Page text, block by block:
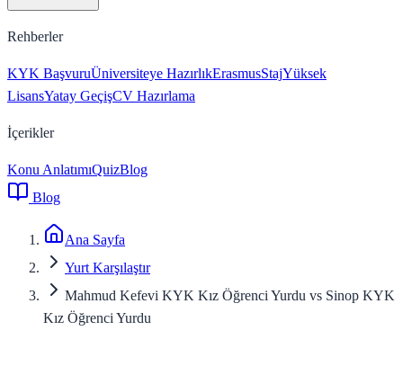
Rehberler
KYK BaşvuruÜniversiteye HazırlıkErasmusStajYüksek
LisansYatay GeçişCV Hazırlama
İçerikler
Konu AnlatımıQuizBlog
Blog
Ana Sayfa
Yurt Karşılaştır
Mahmud Kefevi KYK Kız Öğrenci Yurdu vs Sinop KYK
Kız Öğrenci Yurdu